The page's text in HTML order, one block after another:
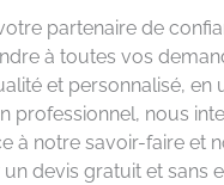
partenaire de
à toutes vos
et personnalisé,
professionnel, nous
à notre savoir-faire et
devis gratuit et